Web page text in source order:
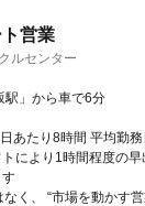
営業
ルセンター
駅」から車で6分
あたり8時間 平均勤
により1時間程度の
す
く、 “市場を動かす